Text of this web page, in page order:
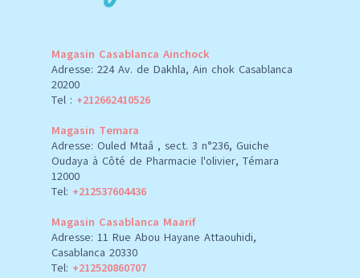
Magasin Casablanca Ainchock
Adresse: 224 Av. de Dakhla, Ain chok Casablanca
20200
Tel : +212662410526
Magasin Temara
Adresse: Ouled Mtaâ , sect. 3 n°236, Guiche
Oudaya à Côté de Pharmacie l'olivier, Témara
12000
Tel: +212537604436
Magasin Casablanca Maarif
Adresse: 11 Rue Abou Hayane Attaouhidi,
Casablanca 20330
Tel: +212520860707